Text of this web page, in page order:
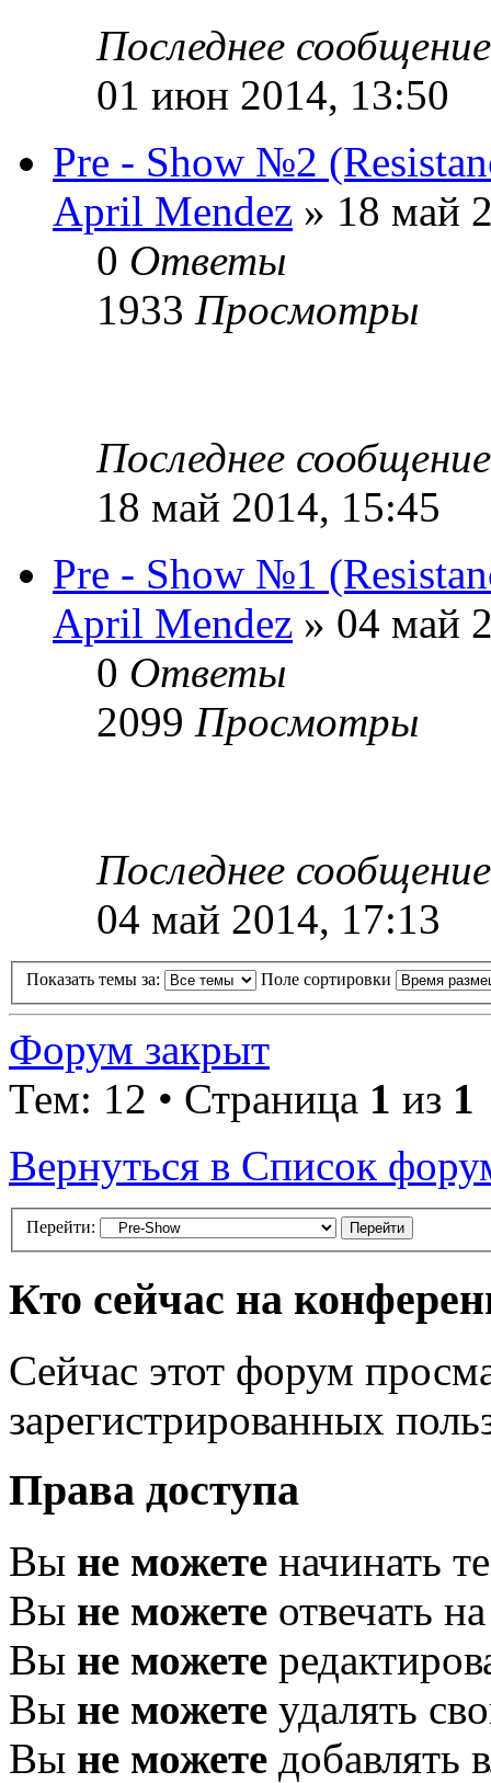
Последнее
01 июн 2014, 13:50
Pre - Show №2
April Mendez » 18 май
0 Ответы
1933 Просмотры
Последнее
18 май 2014, 15:45
Pre - Show №1
April Mendez » 04 май
0 Ответы
2099 Просмотры
Последнее
04 май 2014, 17:13
Показать темы за: Поле сортировки
Форум закрыт
Тем: 12 • Страница 1 из 1
Вернуться в Список
Перейти:
Кто сейчас на
Сейчас этот форум
зарегистрированных
Права доступа
Вы не можете начинать
Вы не можете отвечать
Вы не можете
Вы не можете удалять
Вы не можете добавлять